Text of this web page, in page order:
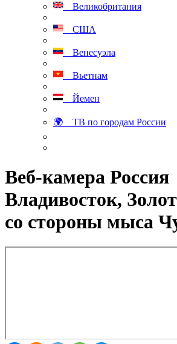
Великобритания
США
Венесуэла
Вьетнам
Йемен
🌍 ТВ по городам России
Веб-камера Россия
Владивосток,
со стороны мыса